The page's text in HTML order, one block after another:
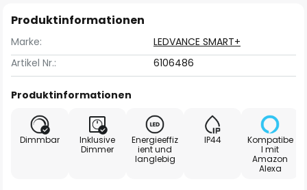
Produktinformationen
Marke:
LEDVANCE SMART+
Artikel Nr.:
6106486
Produktinformationen
Dimmbar
Inklusive
Dimmer
Energieeffiz
ient und
langlebig
IP44
Kompatibe
l mit
Amazon
Alexa